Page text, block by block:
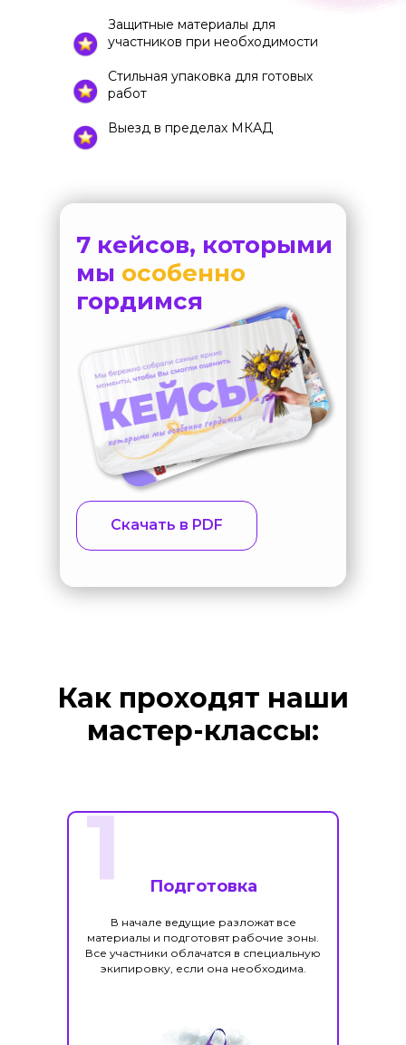
Защитные материалы для
участников при необходимости
Стильная упаковка для готовых
работ
Выезд в пределах МКАД
Скачать в PDF
7 кейсов, которыми
мы особенно
гордимся
Подготовка
Как проходят наши
мастер-классы:
В начале ведущие разложат все
материалы и подготовят рабочие зоны.
Все участники облачатся в специальную
экипировку, если она необходима.
1